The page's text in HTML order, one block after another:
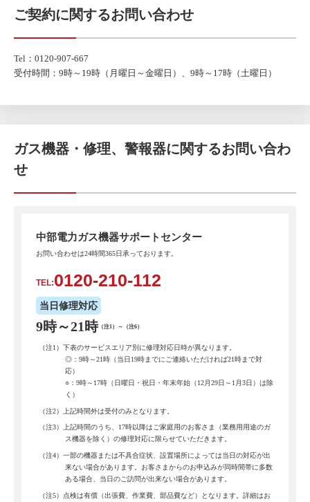
ご契約に関するお問い合わせ
Tel： 0120-907-667
受付時間：9時～19時（月曜日～金曜日）、9時～17時（土曜日）
ガス機器・修理、警報器に関するお問い合わ
せ
中部電力ガス機器サポートセンター
お問い合わせは24時間365日承っております。
TEL:0120-210-112
当日修理対応
9時～21時（注1）～（注6）
（注1）下表のサービスエリア別に修理対応日時が異なります。
◎：9時～21時（当日19時までにご連絡いただければ21時まで対
応）
○：9時～17時（日曜日・祝日・年末年始（12月29日～1月3日）は除
く）
（注2）上記時間外は受付のみとなります。
（注3）上記時間のうち、17時以降はご家庭用のお客さま（業務用用途のガ
ス機器を除く）の修理対応に限らせていただきます。
（注4）一部の機器または不具合症状、設置場所によっては当日の対応が出
来ない場合があります。お客さまからのお申込みが同時間帯に多数
ある場合、当日のご訪問が出来ない場合があります。
（注5）点検は有償（出張費、作業費、部品費など）となります。詳細はお